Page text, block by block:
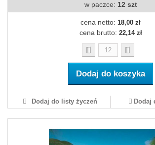
w paczce: 12 szt
cena netto: 18,00 zł
cena brutto: 22,14 zł
Dodaj do koszyka
Dodaj do listy życzeń Dodaj